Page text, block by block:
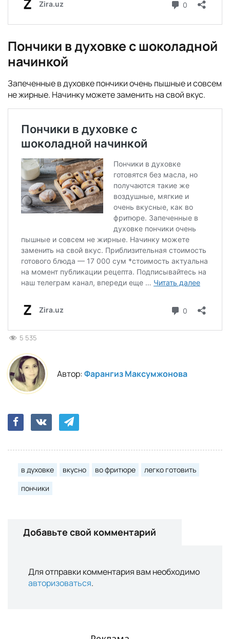
Пончики в духовке с шоколадной
начинкой
Запеченные в духовке пончики очень пышные и совсем
не жирные. Начинку можете заменить на свой вкус.
5 535
Автор:Фарангиз Максумжонова
в духовке вкусно во фритюре
легко готовить
пончики
Добавьте свой комментарий
Для отправки комментария вам необходимо
авторизоваться.